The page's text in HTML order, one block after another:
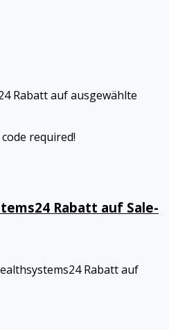
Rabatt auf ausgewählte
required!
Rabatt auf Sale-
Rabatt auf